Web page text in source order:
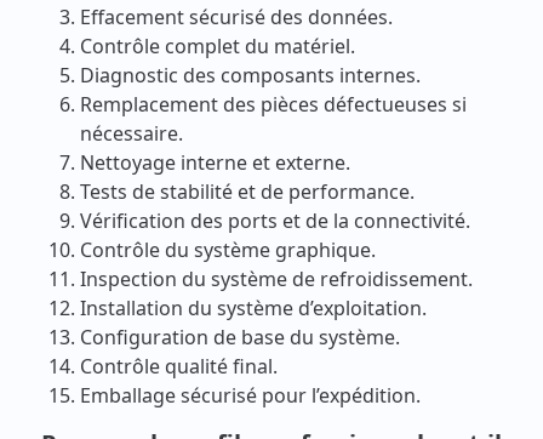
Effacement sécurisé des données.
Contrôle complet du matériel.
Diagnostic des composants internes.
Remplacement des pièces défectueuses si
nécessaire.
Nettoyage interne et externe.
Tests de stabilité et de performance.
Vérification des ports et de la connectivité.
Contrôle du système graphique.
Inspection du système de refroidissement.
Installation du système d’exploitation.
Configuration de base du système.
Contrôle qualité final.
Emballage sécurisé pour l’expédition.